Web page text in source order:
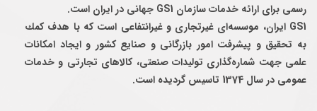
رسمی برای ارائه خدمات سازمان GS1 جهانی در ایران است.
GS1 ایران، موسسه‌ای غيرتجاری و غيرانتفاعی است كه با هدف كمك
به تحقيق و پيشرفت امور بازرگانی و صنايع كشور و ايجاد امكانات
علمی جهت شماره‌گذاری توليدات صنعتی، كالاهای تجارتی و خدمات
عمومی در سال 1374 تاسيس گرديده است.